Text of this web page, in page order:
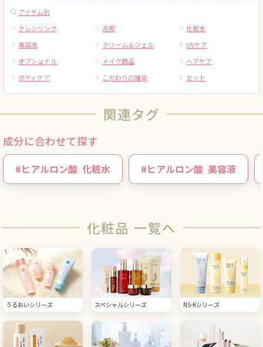
アイテム別
クレンジング
洗顔
化粧水
美容液
クリーム＆ジェル
UVケア
オプショナル
メイク商品
ヘアケア
ボディケア
こだわりの雑貨 セット
関連タグ
成分に合わせて探す
#ヒアルロン酸 化粧水 #ヒアルロン酸 美容液
化粧品 一覧へ
うるおいシリーズ スペシャルシリーズ NS-Kシリーズ